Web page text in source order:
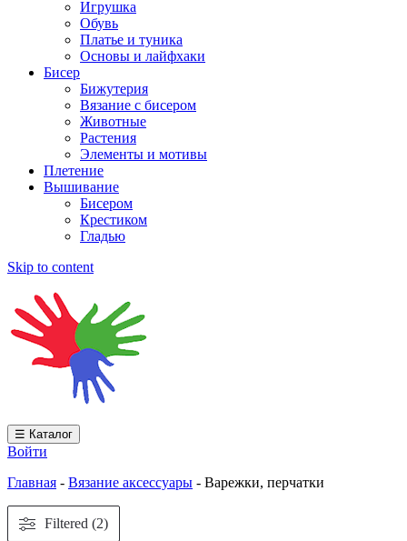
Игрушка
Обувь
Платье и туника
Основы и лайфхаки
Бисер
Бижутерия
Вязание с бисером
Животные
Растения
Элементы и мотивы
Плетение
Вышивание
Бисером
Крестиком
Гладью
Skip to content
☰ Каталог
Войти
Главная - Вязание аксессуары - Варежки, перчатки
Filtered (2)